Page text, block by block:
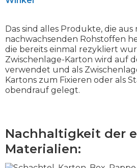
Das sind alles Produkte, die
nachwachsenden Rohstoffen
die bereits einmal rezykliert
Zwischenlage-Karton wird auf
verwendet und als
Kartons zum Fixieren oder als
obendrauf gelegt.
Nachhaltigkeit der
Materialien: